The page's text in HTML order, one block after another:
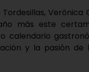
Verónica
más este
calendario
y la pasión de